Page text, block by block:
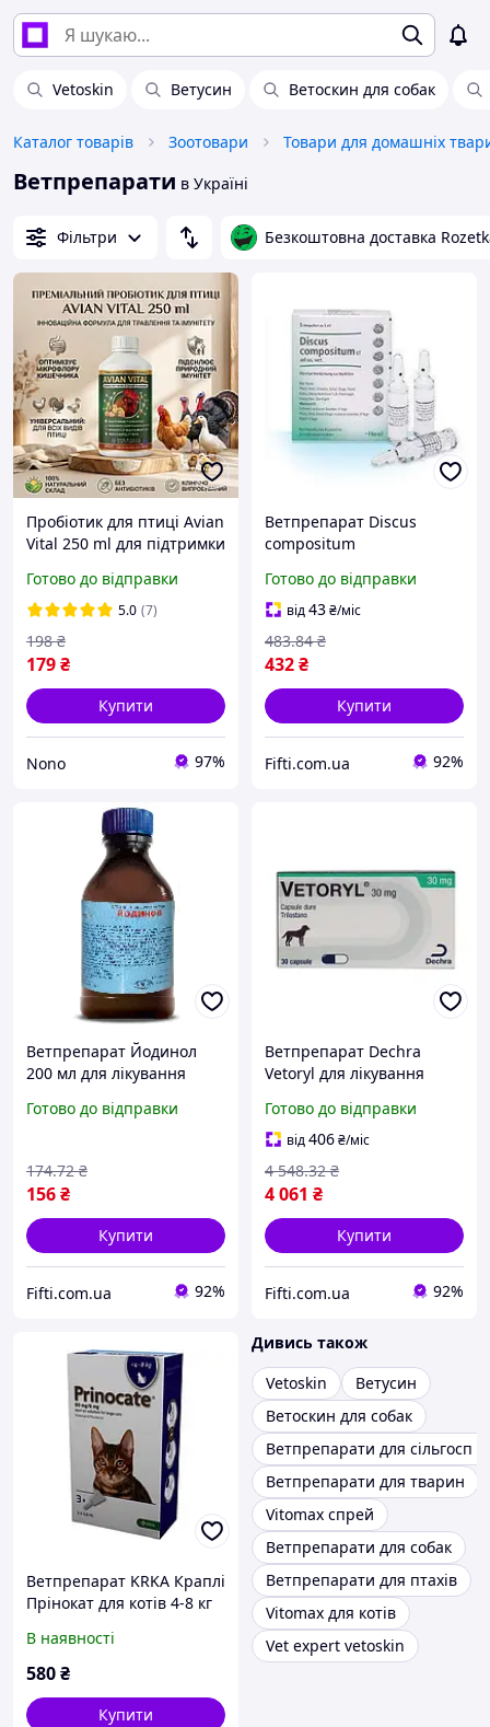
Vetoskin Ветусин Ветоскин для собак
Каталог товарів Зоотовари
Ветпрепарати в Україні
Фільтри Безкоштовна доставка
Пробіотик для птиці Avian
Vital 250 ml для підтримки
ветпрепарати для птиці
Готово до відправки
5.0 (7)
179₴
198 ₴
Купити
Nono 97%
Ветпрепарат Discus
compositum
суглобів 5 мл, ціна за 1
ампулу
Готово до відправки
від43₴/міс
432₴
483.84 ₴
Купити
Fifti.com.ua 92%
Ветпрепарат Йодинол
200 мл для лікування
захворювань
Готово до відправки
156₴
174.72 ₴
Купити
Fifti.com.ua 92%
Ветпрепарат Dechra
Vetoryl для лікування
30 капсул
Готово до відправки
від406₴/міс
4 061 ₴
4 548.32 ₴
Купити
Fifti.com.ua 92%
Ветпрепарат KRKA Краплі
Прінокат для котів 4-8 кг
В наявності
580₴
Купити
Дивись також
Vetoskin
Ветусин
Ветоскин для собак
Ветпрепарати для сільгосп
Ветпрепарати для тварин
Vitomax спрей
Ветпрепарати для собак
Ветпрепарати для птахів
Vitomax для котів
Vet expert vetoskin